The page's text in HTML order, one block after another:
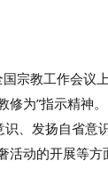
宗教工作会议
为”指示精神
、发扬自省意
活动的开展等方